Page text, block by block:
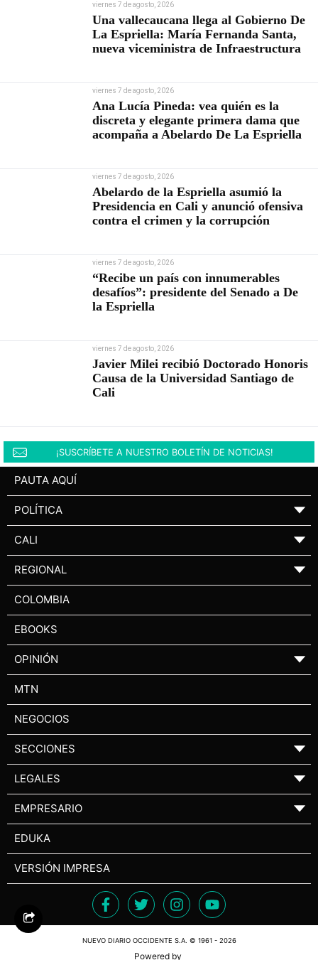
viernes 7 de agosto, 2026
Una vallecaucana llega al Gobierno De
La Espriella: María Fernanda Santa,
nueva viceministra de Infraestructura
viernes 7 de agosto, 2026
Ana Lucía Pineda: vea quién es la
discreta y elegante primera dama que
acompaña a Abelardo De La Espriella
viernes 7 de agosto, 2026
Abelardo de la Espriella asumió la
Presidencia en Cali y anunció ofensiva
contra el crimen y la corrupción
viernes 7 de agosto, 2026
“Recibe un país con innumerables
desafíos”: presidente del Senado a De
la Espriella
viernes 7 de agosto, 2026
Javier Milei recibió Doctorado Honoris
Causa de la Universidad Santiago de
Cali
¡SUSCRÍBETE A NUESTRO BOLETÍN DE NOTICIAS!
PAUTA AQUÍ
POLÍTICA ▼
CALI ▼
REGIONAL ▼
COLOMBIA
EBOOKS
OPINIÓN ▼
MTN
NEGOCIOS
SECCIONES ▼
LEGALES ▼
EMPRESARIO ▼
EDUKA
VERSIÓN IMPRESA
NUEVO DIARIO OCCIDENTE S.A. © 1961 - 2026
Powered by